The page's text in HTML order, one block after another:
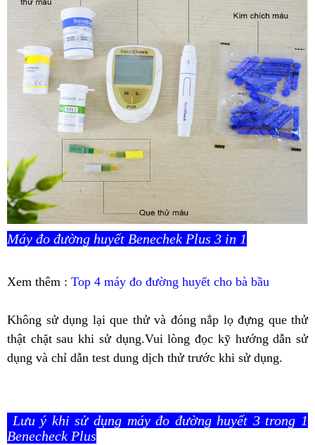
Máy đo đường huyết Benechek Plus 3 in 1
Xem thêm : Top 4 máy đo đường huyết cho bà bầu
Không sử dụng lại que thử và đóng nắp lọ đựng que thử
thật chặt sau khi sử dụng.Vui lòng đọc kỹ hướng dẫn sử
dụng và chỉ dẫn test dung dịch thử trước khi sử dụng.
Lưu ý khi sử dụng máy đo đường huyết 3 trong 1
Benecheck Plus